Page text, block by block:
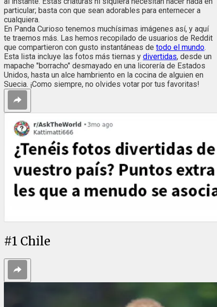
particular; basta con que sean adorables para enternecer a
cualquiera.
En Panda Curioso tenemos muchísimas imágenes así, y aquí
te traemos más. Las hemos recopilado de usuarios de Reddit
que compartieron con gusto instantáneas de todo el mundo.
Esta lista incluye las fotos más tiernas y divertidas, desde un
mapache "borracho" desmayado en una licorería de Estados
Unidos, hasta un alce hambriento en la cocina de alguien en
Suecia. ¡Como siempre, no olvides votar por tus favoritas!
#1 Chile